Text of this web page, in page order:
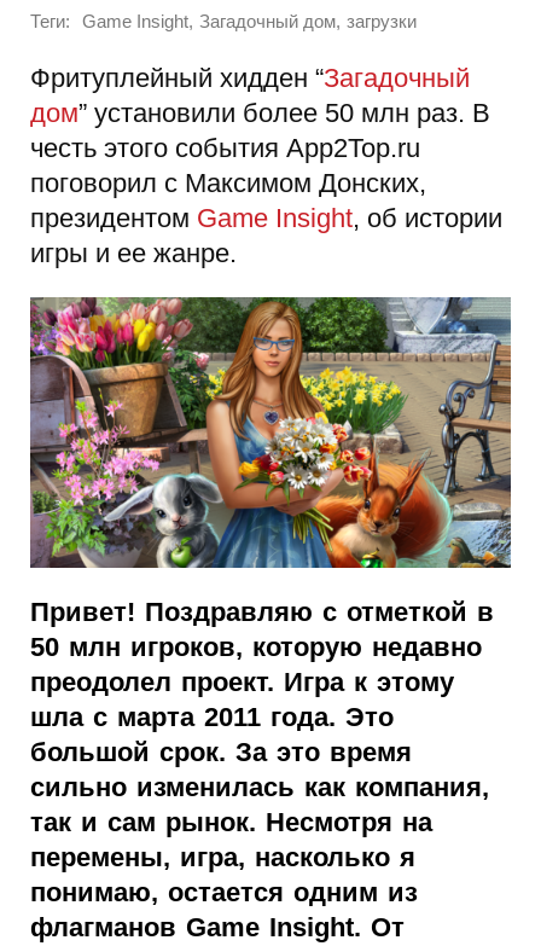
Теги: Game Insight, Загадочный дом, загрузки
Фритуплейный хидден “Загадочный
дом” установили более 50 млн раз. В
честь этого события App2Top.ru
поговорил с Максимом Донских,
президентом Game Insight, об истории
игры и ее жанре.
Привет! Поздравляю с отметкой в
50 млн игроков, которую недавно
преодолел проект. Игра к этому
шла с марта 2011 года. Это
большой срок. За это время
сильно изменилась как компания,
так и сам рынок. Несмотря на
перемены, игра, насколько я
понимаю, остается одним из
флагманов Game Insight. От